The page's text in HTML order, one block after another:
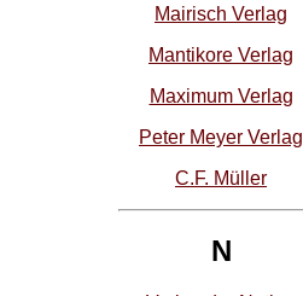
Mairisch Verlag
Mantikore Verlag
Maximum Verlag
Peter Meyer Verlag
C.F. Müller
N